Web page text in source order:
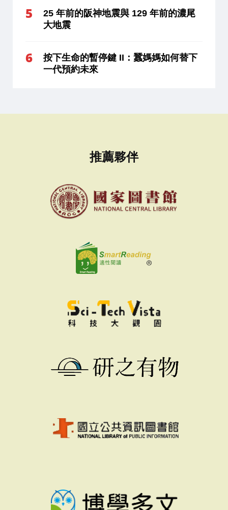
25 年前的阪神地震與 129 年前的濃尾
大地震
按下生命的暫停鍵 II：蠶媽媽如何替下
一代預約未來
推薦夥伴